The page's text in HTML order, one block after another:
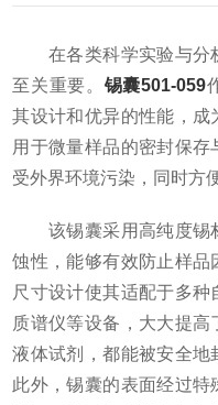
在各类科学实验与分
至关重要。 锡囊501-059
其设计和优异的性能，
用于微量样品的密封保
受外界环境污染，同时方
该锡囊采用高纯度锡
蚀性，能够有效防止样品
尺寸设计使其适配于多种
质谱仪等设备，大大提
液体试剂，都能被安全地
此外，锡囊的表面经过